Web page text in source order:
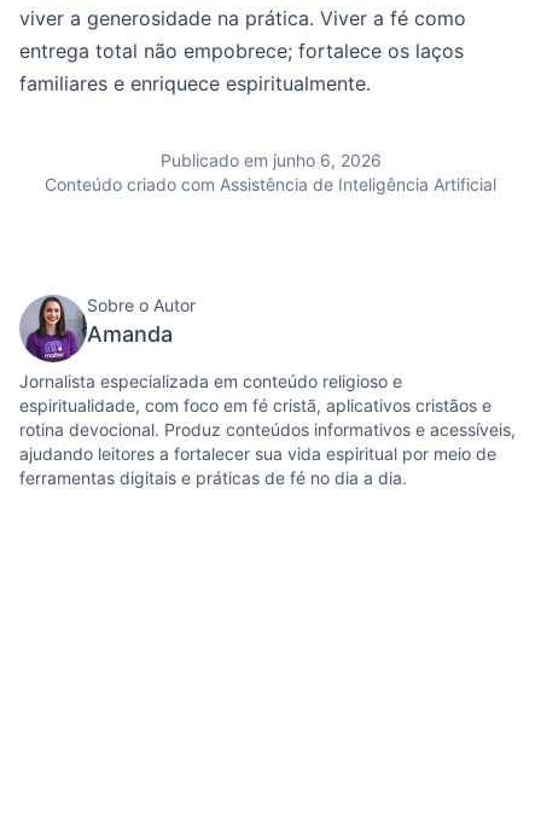
viver a generosidade na prática. Viver a fé como
entrega total não empobrece; fortalece os laços
familiares e enriquece espiritualmente.
Publicado em junho 6, 2026
Conteúdo criado com Assistência de Inteligência Artificial
Sobre o Autor
Amanda
Jornalista especializada em conteúdo religioso e
espiritualidade, com foco em fé cristã, aplicativos cristãos e
rotina devocional. Produz conteúdos informativos e acessíveis,
ajudando leitores a fortalecer sua vida espiritual por meio de
ferramentas digitais e práticas de fé no dia a dia.